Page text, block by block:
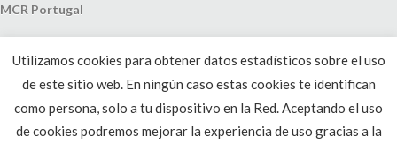
MCR Portugal
João V, 24
1250-091 Lisboa, Portugal
Telf: +351 220 993 033
Utilizamos cookies para obtener datos estadísticos sobre el uso
de este sitio web. En ningún caso estas cookies te identifican
como persona, solo a tu dispositivo en la Red. Aceptando el uso
de cookies podremos mejorar la experiencia de uso gracias a la